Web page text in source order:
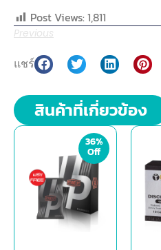
Post Views: 1,811
Previous
แชร์
สินค้าที่เกี่ยวข้อง
36%
Off